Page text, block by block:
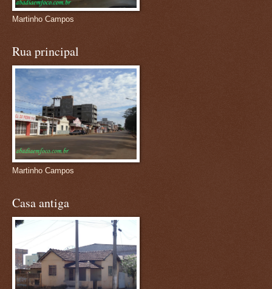
Martinho Campos
Rua principal
Martinho Campos
Casa antiga